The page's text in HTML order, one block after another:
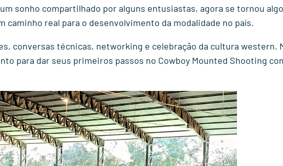
sonho compartilhado por alguns entusiastas, agora se tornou
real para o desenvolvimento da modalidade no país.
conversas técnicas, networking e celebração da cultura western.
para dar seus primeiros passos no Cowboy Mounted Shooting